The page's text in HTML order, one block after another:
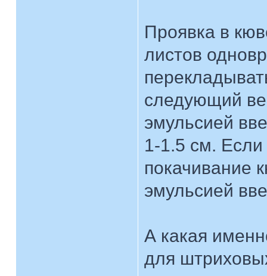
Проявка в
листов
следующий
эмульсией
1-1.5 см. Если
покачивание
эмульсией
А какая
для